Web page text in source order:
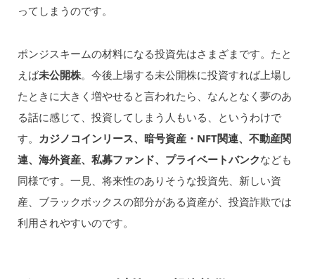
ってしまうのです。
ポンジスキームの材料になる投資先はさまざまです。たと
えば未公開株。今後上場する未公開株に投資すれば上場し
たときに大きく増やせると言われたら、なんとなく夢のあ
る話に感じて、投資してしまう人もいる、というわけで
す。
カジノコインリース、暗号資産・NFT関連、不動産関
連、海外資産、私募ファンド、プライベートバンクなども
同様です。一見、将来性のありそうな投資先、新しい資
産、ブラックボックスの部分がある資産が、投資詐欺では
利用されやすいのです。